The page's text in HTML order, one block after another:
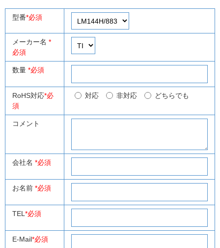
型番*必須
メーカー名 *
必須
数量 *必須
RoHS対応*必
須
対応 非対応 どちらでも
コメント
会社名 *必須
お名前 *必須
TEL *必須
E-Mail*必須